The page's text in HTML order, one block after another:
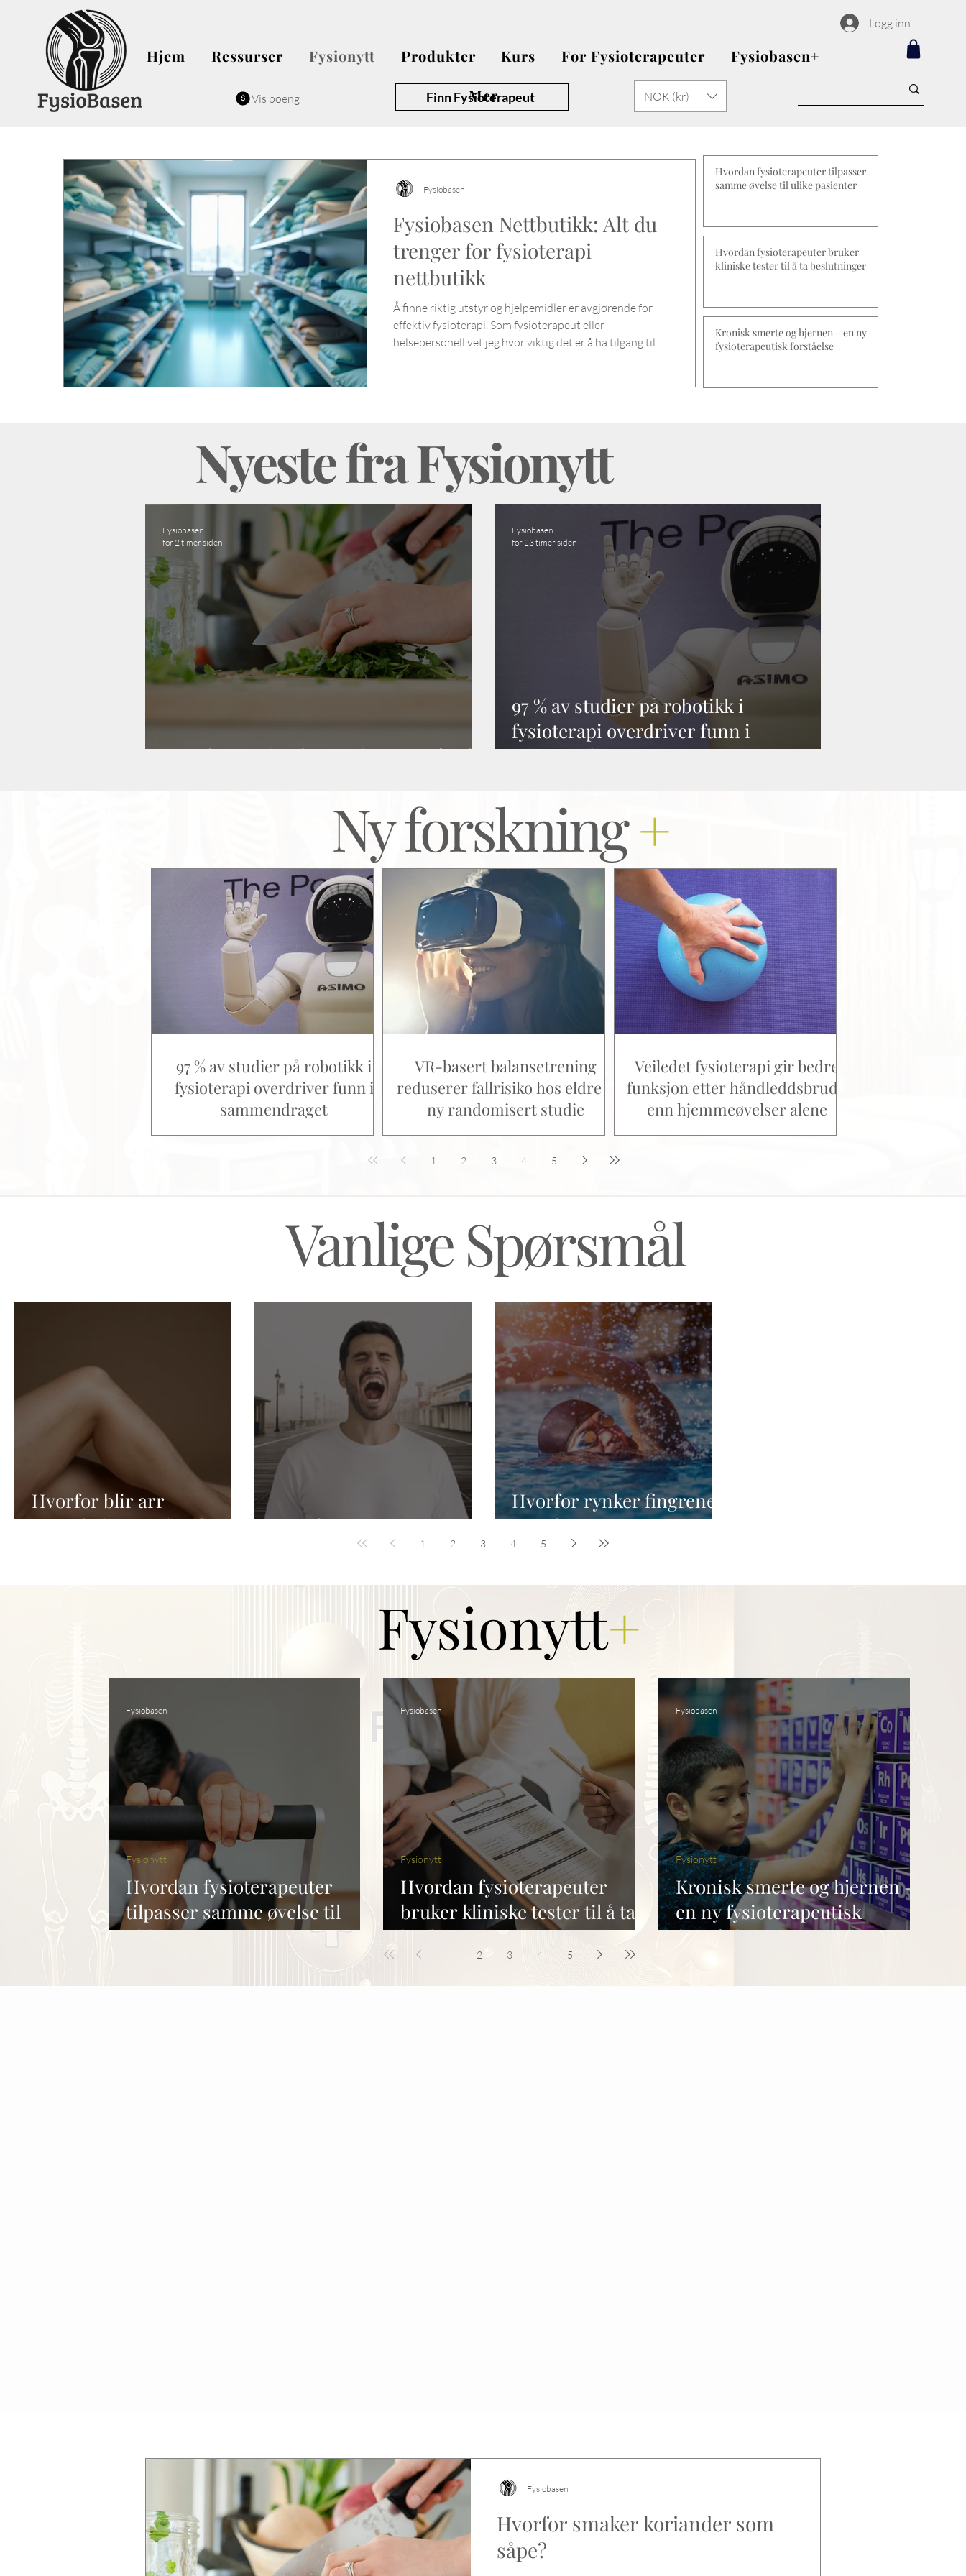
Vis poeng Finn Fysioterapeut NOK (kr)
Logg inn
Hjem Ressurser Fysionytt Produkter Kurs For Fysioterapeuter Fysiobasen+
Mer
Fysiobasen Nettbutikk: Alt du
trenger for fysioterapi
nettbutikk
Å finne riktig utstyr og hjelpemidler er avgjørende for
effektiv fysioterapi. Som fysioterapeut eller
helsepersonell vet jeg hvor viktig det er å ha tilgang til
nettbutikk er et godt valg for deg som ønsker kvalitet og
bredt
Fysiobasen
Hvordan fysioterapeuter tilpasser
samme øvelse til ulike pasienter
Hvordan fysioterapeuter bruker
kliniske tester til å ta beslutninger
Kronisk smerte og hjernen – en ny
fysioterapeutisk forståelse
Nyeste fra Fysionytt
Hvorfor smaker koriander som såpe?
Fysiobasen
for 2 timer siden
97 % av studier på robotikk i
fysioterapi overdriver funn i
sammendraget
Fysiobasen
for 23 timer siden
Ny forskning+
97 % av studier på robotikk i
fysioterapi overdriver funn i
sammendraget
VR-basert balansetrening
reduserer fallrisiko hos eldre –
ny randomisert studie
Veiledet fysioterapi gir bedre
funksjon etter håndleddsbrudd
enn hjemmeøvelser alene
1 2 3 4 5
Vanlige Spørsmål
Hvorfor blir arr
annerledes enn hud?
Hvorfor smitter gjesping?
Hvorfor rynker fingrene i
vann?
1 2 3 4 5
Fysionytt+
Hvordan fysioterapeuter
tilpasser samme øvelse til
ulike pasienter
Fysionytt
Fysiobasen
Hvordan fysioterapeuter
bruker kliniske tester til å ta
beslutninger
Fysionytt
Fysiobasen
Kronisk smerte og hjernen –
en ny fysioterapeutisk
forståelse
Fysionytt
Fysiobasen
2 3 4 5
Hvorfor smaker koriander som
såpe?
Fysiobasen